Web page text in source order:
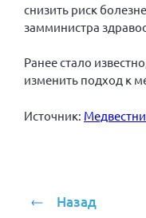
снизить риск
замминистра
Ранее стало
изменить подход к
Источник:
Назад